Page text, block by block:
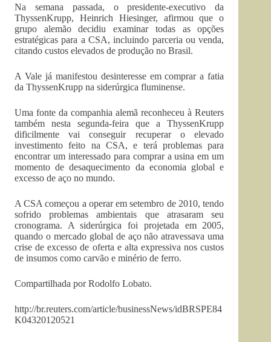
Na semana passada, o presidente-executivo da
ThyssenKrupp, Heinrich Hiesinger, afirmou que o
grupo alemão decidiu examinar todas as opções
estratégicas para a CSA, incluindo parceria ou venda,
citando custos elevados de produção no Brasil.
A Vale já manifestou desinteresse em comprar a fatia
da ThyssenKrupp na siderúrgica fluminense.
Uma fonte da companhia alemã reconheceu à Reuters
também nesta segunda-feira que a ThyssenKrupp
dificilmente vai conseguir recuperar o elevado
investimento feito na CSA, e terá problemas para
encontrar um interessado para comprar a usina em um
momento de desaquecimento da economia global e
excesso de aço no mundo.
A CSA começou a operar em setembro de 2010, tendo
sofrido problemas ambientais que atrasaram seu
cronograma. A siderúrgica foi projetada em 2005,
quando o mercado global de aço não atravessava uma
crise de excesso de oferta e alta expressiva nos custos
de insumos como carvão e minério de ferro.
Compartilhada por Rodolfo Lobato.
http://br.reuters.com/article/businessNews/idBRSPE84
K04320120521